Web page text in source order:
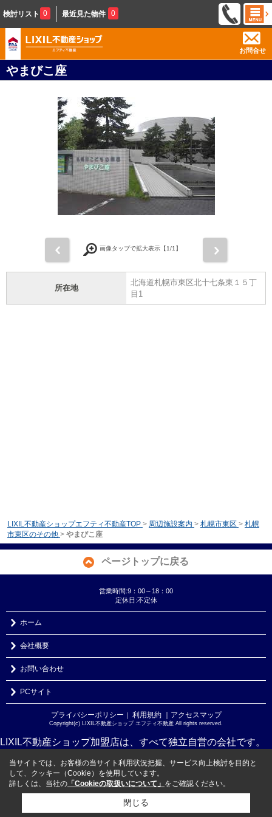
検討リスト 0 最近見た物件 0
お問合せ
やまびこ座
画像タップで拡大表示【1/1】
所在地
北海道札幌市東区北十七条東１５丁
目1
LIXIL不動産ショップエフティ不動産TOP > 周辺施設案内 > 札幌市東区 > 札幌
市東区のその他 > やまびこ座
ページトップに戻る
営業時間:9：00～18：00
定休日:不定休
ホーム
会社概要
お問い合わせ
PCサイト
プライバシーポリシー ｜ 利用規約 ｜アクセスマップ
Copyright(c) LIXIL不動産ショップ エフティ不動産 All rights reserved.
LIXIL不動産ショップ加盟店は、すべて独立自営の会社です。
当サイトでは、お客様の当サイト利用状況把握、サービス向上検討を目的と
して、クッキー（Cookie）を使用しています。
詳しくは、当社の 「Cookieの取扱いについて」 をご確認ください。
閉じる